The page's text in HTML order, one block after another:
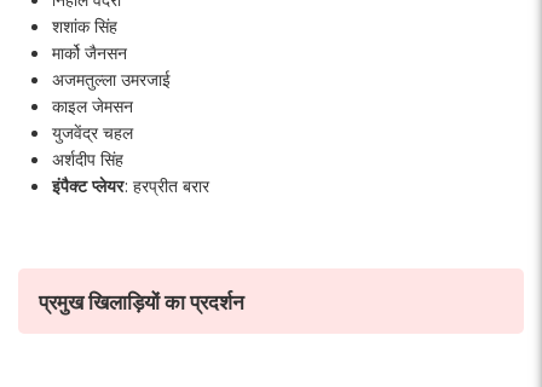
शशांक सिंह
मार्को जैनसन
अजमतुल्ला उमरजाई
काइल जेमसन
युजवेंद्र चहल
अर्शदीप सिंह
इंपैक्ट प्लेयर: हरप्रीत बरार
प्रमुख खिलाड़ियों का प्रदर्शन